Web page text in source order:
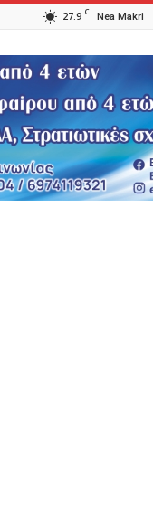
27.9 C Nea Makri